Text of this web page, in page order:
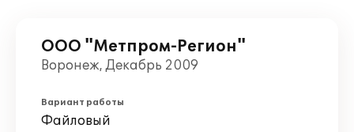
ООО "Метпром-Регион"
Воронеж, Декабрь 2009
Вариант работы
Файловый